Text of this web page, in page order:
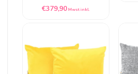
Normaler
€379,90 Mwst inkl.